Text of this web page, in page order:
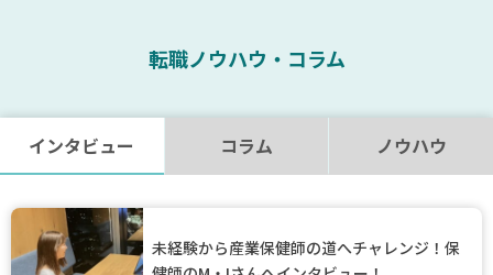
転職ノウハウ・コラム
インタビュー コラム ノウハウ
未経験から産業保健師の道へチャレンジ！保